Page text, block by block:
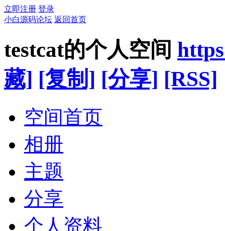
立即注册 登录
小白源码论坛 返回首页
testcat的个人空间
藏] [复制] [分享] [RSS]
空间首页
相册
主题
分享
个人资料